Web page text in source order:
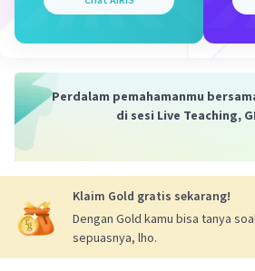
Beri Rating·0.0(0) Balas
Iklan
Mazaya M Community
26 Desember 2023 01:38
Objek material sosiologi adalah
gejalagejala dan proses hubungan
memengaruhi kesatuan manusia
formal sosiologi lebih ditekankan
Perdalam pemahamanmu
di sesi Live Teaching,
Klaim Gold gratis sekarang!
Dengan Gold kamu bisa tanya
sepuasnya, lho.